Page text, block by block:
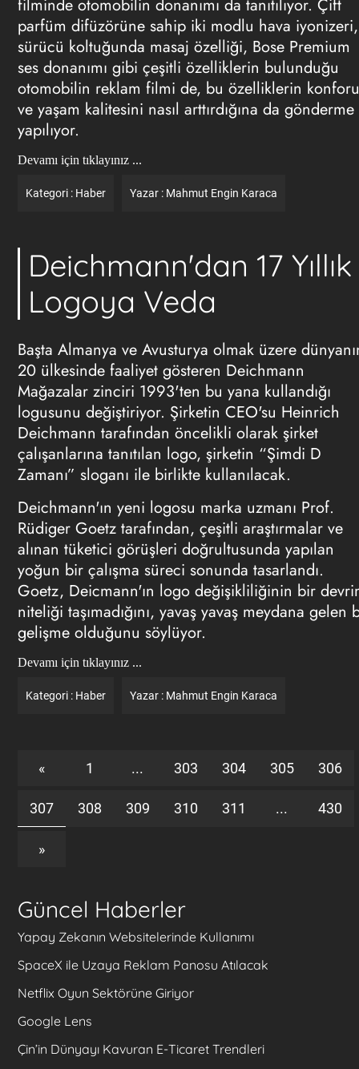
filminde otomobilin donanımı da tanıtılıyor. Çift
parfüm difüzörüne sahip iki modlu hava iyonizeri,
sürücü koltuğunda masaj özelliği, Bose Premium
ses donanımı gibi çeşitli özelliklerin bulunduğu
otomobilin reklam filmi de, bu özelliklerin konforu
ve yaşam kalitesini nasıl arttırdığına da gönderme
yapılıyor.
Devamı için tıklayınız ...
Kategori : Haber Yazar : Mahmut Engin Karaca
Deichmann'dan 17 Yıllık
Logoya Veda
Başta Almanya ve Avusturya olmak üzere
20 ülkesinde faaliyet gösteren Deichmann
Mağazalar zinciri 1993'ten bu yana kullandığı
logusunu değiştiriyor. Şirketin CEO'su Heinrich
Deichmann tarafından öncelikli olarak şirket
çalışanlarına tanıtılan logo, şirketin “Şimdi D
Zamanı” sloganı ile birlikte kullanılacak.
Deichmann'ın yeni logosu marka uzmanı Prof.
Rüdiger Goetz tarafından, çeşitli araştırmalar ve
alınan tüketici görüşleri doğrultusunda yapılan
yoğun bir çalışma süreci sonunda tasarlandı.
Goetz, Deicmann'ın logo değişikliliğinin bir
niteliği taşımadığını, yavaş yavaş meydana gelen
gelişme olduğunu söylüyor.
Devamı için tıklayınız ...
Kategori : Haber Yazar : Mahmut Engin Karaca
« 1 ... 303 304 305 306
307 308 309 310 311 ... 430
»
Güncel Haberler
Yapay Zekanın Websitelerinde Kullanımı
SpaceX ile Uzaya Reklam Panosu Atılacak
Netflix Oyun Sektörüne Giriyor
Google Lens
Çin’in Dünyayı Kavuran E-Ticaret Trendleri